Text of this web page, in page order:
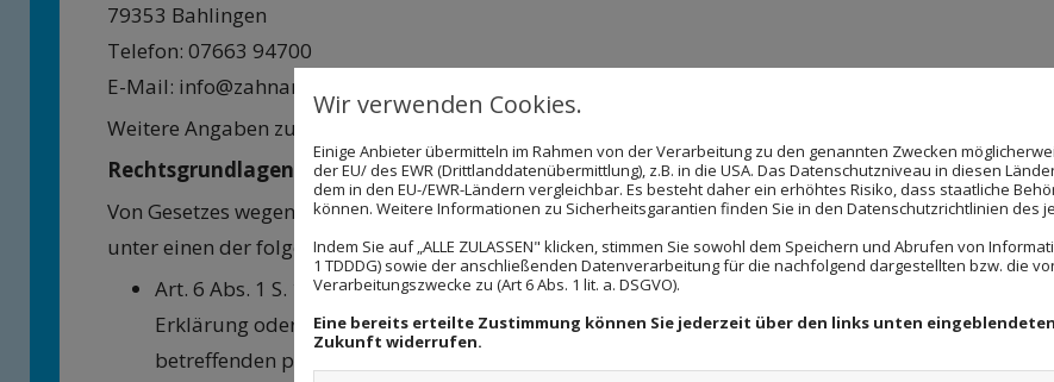
79353 Bahlingen
Telefon: 07663 94700
E-Mail: info@zahnarzt-martin-gross.de
Weitere Angaben zu unserem Unternehmen können dem Impressum auf unserer Website
Rechtsgrundlagen der Datenverarbeitung
Von Gesetzes wegen ist im Grundsatz jede Verarbeitung personenbezogener Daten verboten und
unter einen der folgenden Rechtfertigungstatbestände fällt:
Art. 6 Abs. 1 S. 1 lit. a DS-GVO („Einwilligung “): Wenn der Betroffene freiwillig, in informierter
Erklärung oder eine sonstige eindeutige bestätigende Handlung zu verstehen gegeben hat,
betreffenden personenbezogenen Daten für einen oder mehrere bestimmte Zwecke
Wir verwenden Cookies.
Einige Anbieter übermitteln im Rahmen von der Verarbeitung zu den genannten Zwecken
der EU/ des EWR (Drittlanddatenübermittlung), z.B. in die USA. Das Datenschutzniveau in diesen
dem in den EU-/EWR-Ländern vergleichbar. Es besteht daher ein erhöhtes Risiko, dass staatliche
können. Weitere Informationen zu Sicherheitsgarantien finden Sie in den Datenschutzrichtlinien des
Indem Sie auf „ALLE ZULASSEN" klicken, stimmen Sie sowohl dem Speichern und Abrufen von
1 TDDDG) sowie der anschließenden Datenverarbeitung für die nachfolgend dargestellten bzw. die
Verarbeitungszwecke zu (Art 6 Abs. 1 lit. a. DSGVO).
Eine bereits erteilte Zustimmung können Sie jederzeit über den links unten
Zukunft widerrufen.